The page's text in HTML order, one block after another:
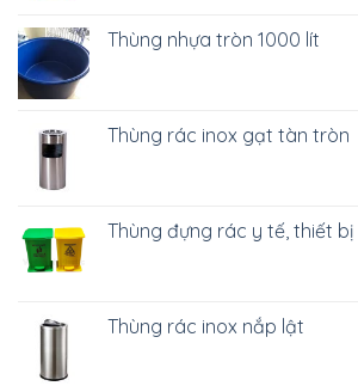
Thùng nhựa tròn 1000 lít
Thùng rác inox gạt tàn tròn
Thùng đựng rác y tế, thiết
Thùng rác inox nắp lật